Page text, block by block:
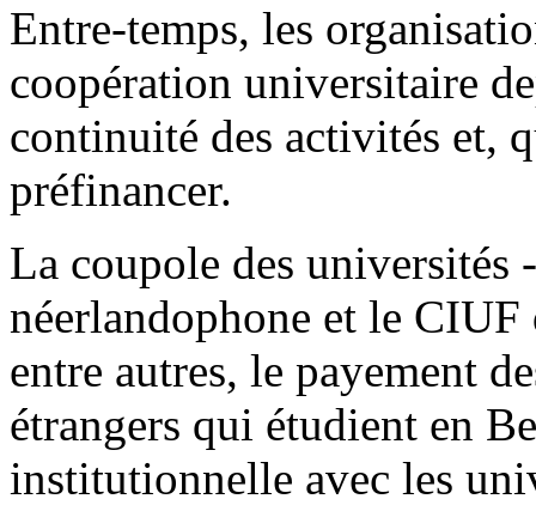
Entre-temps, les
coopération universitaire
continuité des activités et,
préfinancer.
La coupole des
néerlandophone et le CIUF
entre autres, le payement
étrangers qui étudient en
institutionnelle avec les